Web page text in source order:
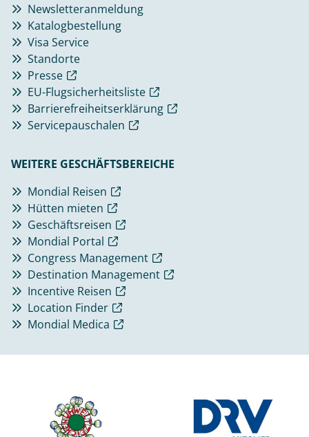
Newsletteranmeldung
Katalogbestellung
Visa Service
Standorte
Presse
EU-Flugsicherheitsliste
Barrierefreiheitserklärung
Servicepauschalen
WEITERE GESCHÄFTSBEREICHE
Mondial Reisen
Hütten mieten
Geschäftsreisen
Mondial Portal
Congress Management
Destination Management
Incentive Reisen
Location Finder
Mondial Medica